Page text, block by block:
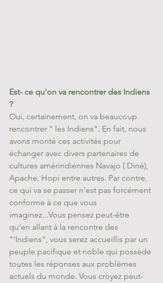
Est- ce qu'on va rencontrer des Indiens
?
Oui, certainement, on va beaucoup
rencontrer " les Indiens". En fait, nous
avons monté ces activités pour
échanger avec divers partenaires de
cultures amérindiennes Navajo ( Diné),
Apache, Hopi entre autres. Par contre,
ce qui va se passer n'est pas forcément
conforme à ce que vous
imaginez...Vous pensez peut-être
qu'en allant à la rencontre des
"'Indiens", vous serez accueillis par un
peuple pacifique et noble qui possède
toutes les réponses aux problèmes
actuels du monde. Vous croyez peut-